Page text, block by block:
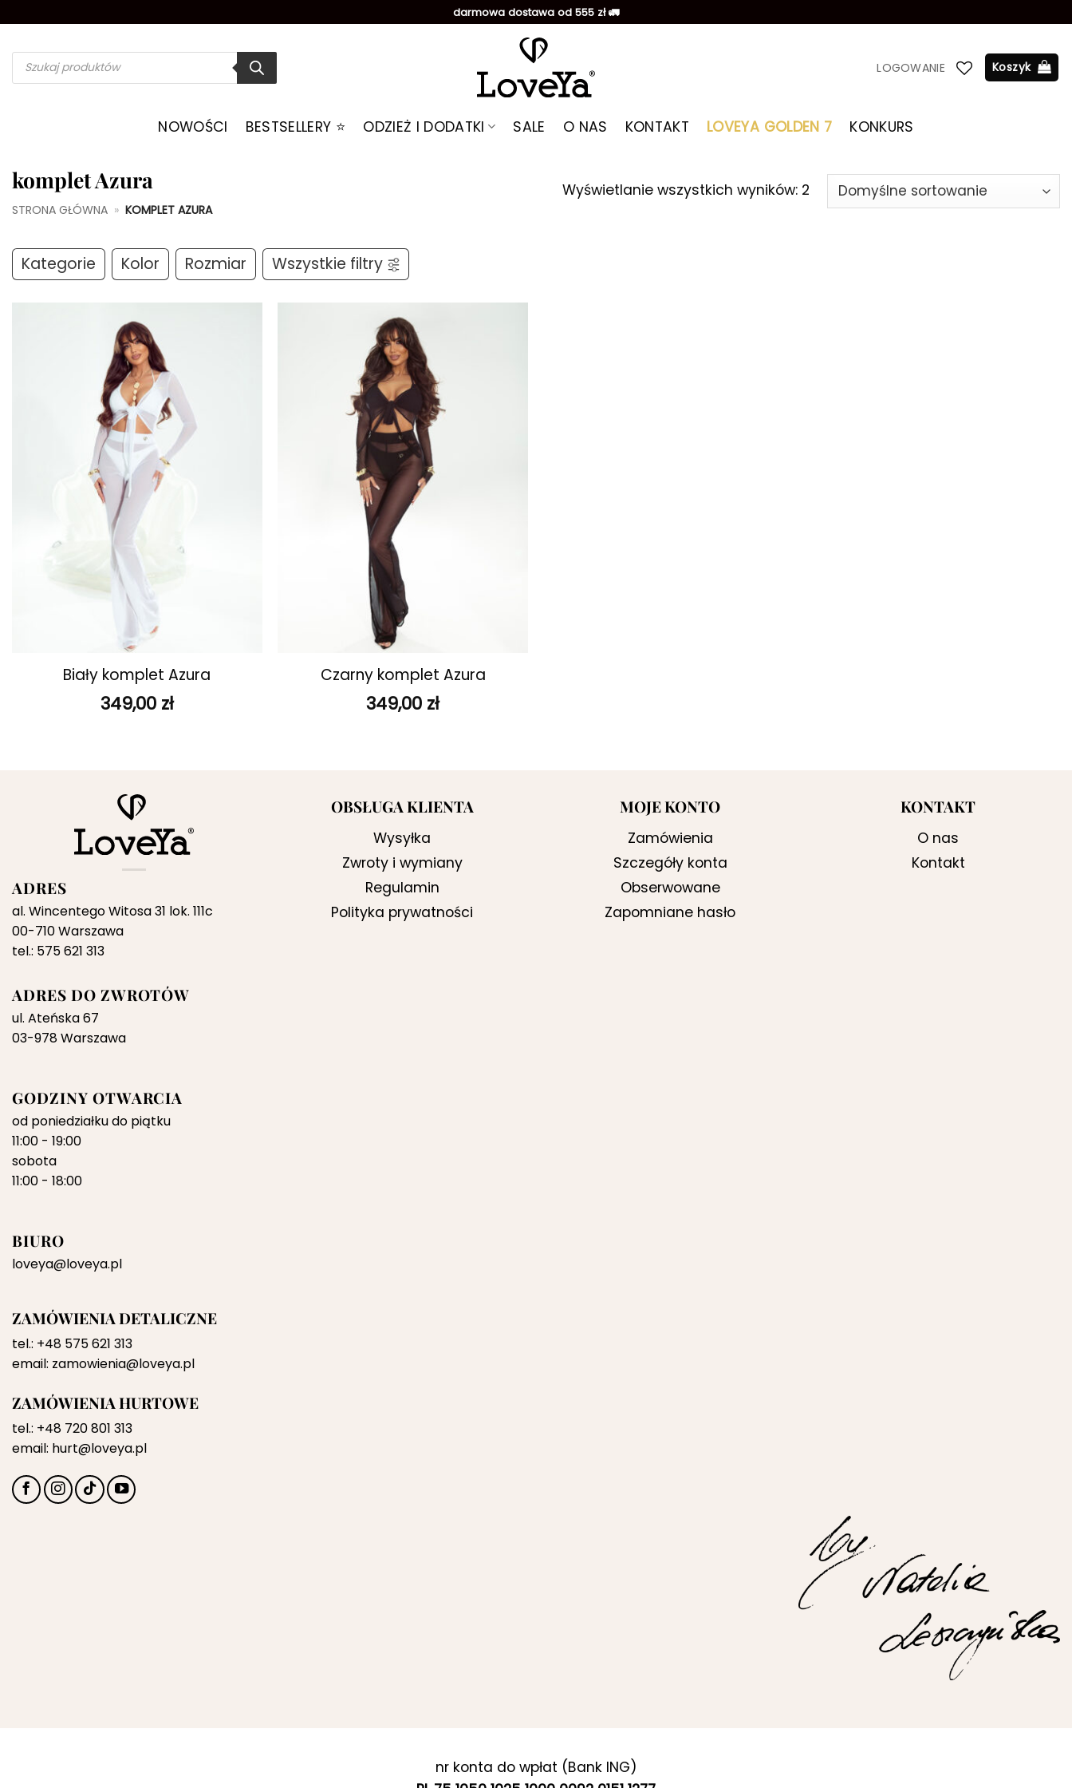
zawartości
darmowa dostawa od 555 zł 🚛
Wyszukiwarka
produktów LOGOWANIE Koszyk
NOWOŚCI BESTSELLERY ⭐️ ODZIEŻ I DODATKI SALE O NAS KONTAKT LOVEYA GOLDEN 7 KONKURS
komplet Azura
STRONA GŁÓWNA » KOMPLET AZURA
Wyświetlanie wszystkich wyników: 2
Kategorie Kolor Rozmiar Wszystkie filtry
Biały komplet Azura
349,00 zł
Czarny komplet Azura
349,00 zł
ADRES
al. Wincentego Witosa 31 lok. 111c
00-710 Warszawa
tel.: 575 621 313
ADRES DO ZWROTÓW
ul. Ateńska 67
03-978 Warszawa
GODZINY OTWARCIA
od poniedziałku do piątku
11:00 - 19:00
sobota
11:00 - 18:00
BIURO
loveya@loveya.pl
ZAMÓWIENIA DETALICZNE
tel.: +48 575 621 313
email: zamowienia@loveya.pl
ZAMÓWIENIA HURTOWE
tel.: +48 720 801 313
email: hurt@loveya.pl
OBSŁUGA KLIENTA
Wysyłka
Zwroty i wymiany
Regulamin
Polityka prywatności
MOJE KONTO
Zamówienia
Szczegóły konta
Obserwowane
Zapomniane hasło
KONTAKT
O nas
Kontakt
nr konta do wpłat (Bank ING)